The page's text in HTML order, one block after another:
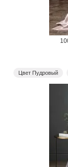
Цвет Пудровый